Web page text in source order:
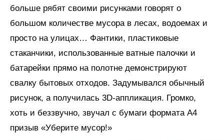
больше рябят своими рисунками говорят о
большом количестве мусора в лесах, водоемах и
просто на улицах… Фантики, пластиковые
стаканчики, использованные ватные палочки и
батарейки прямо на полотне демонстрируют
свалку бытовых отходов. Задумывался обычный
рисунок, а получилась 3D-аппликация. Громко,
хоть и беззвучно, звучал с бумаги формата А4
призыв «Уберите мусор!»